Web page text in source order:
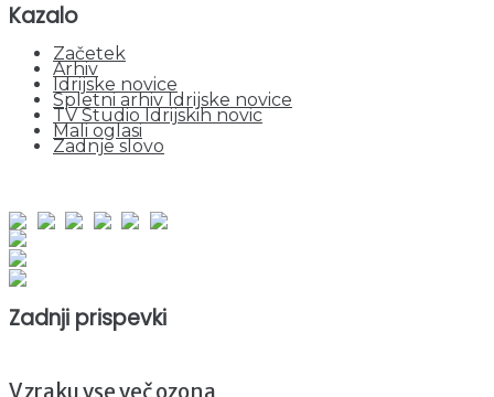
Kazalo
Začetek
Arhiv
Idrijske novice
Spletni arhiv Idrijske novice
TV Studio Idrijskih novic
Mali oglasi
Zadnje slovo
Zadnji prispevki